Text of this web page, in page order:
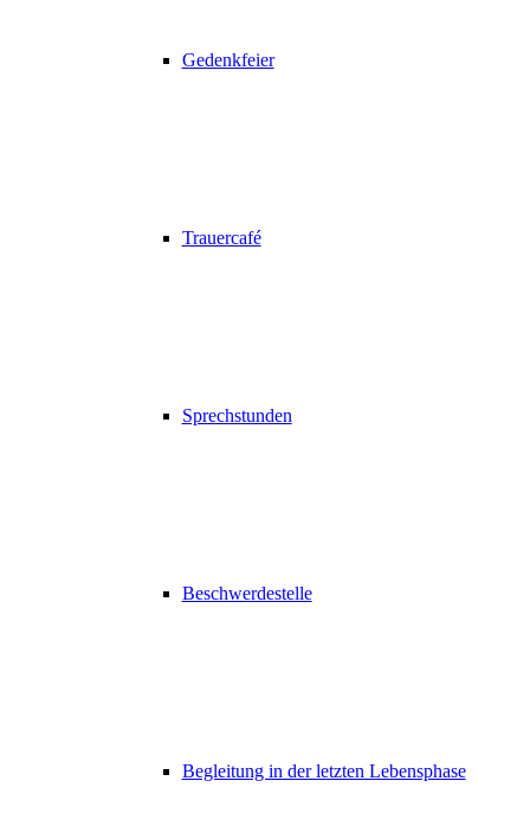
Gedenkfeier
Trauercafé
Sprechstunden
Beschwerdestelle
Begleitung in der letzten Lebensphase